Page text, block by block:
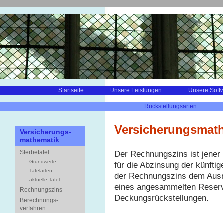
Startseite Unsere Leistungen Unsere
Rückstellungsarten
Versicherungs-
mathematik
Sterbetafel
.. Grundwerte
.. Tafelarten
.. aktuelle Tafel
Rechnungszins
Berechnungs-
verfahren
Der Rechnungszins ist
für die Abzinsung der
der Rechnungszins dem
eines angesammelten
Deckungsrückstellungen.